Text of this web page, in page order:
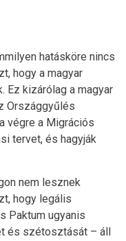
hatásköre nincs
hogy a magyar
Ez kizárólag a magyar
Országgyűlés
végre a Migrációs
tervet, és hagyják
nem lesznek
hogy legális
Paktum ugyanis
és szétosztását – áll